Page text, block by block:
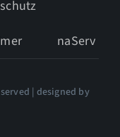
naServ
| designed by